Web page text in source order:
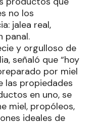
no los
jalea real,
panal.
y orgulloso de
señaló que “hoy
por miel
las propiedades
en uno, se
miel, propóleos,
ideales de